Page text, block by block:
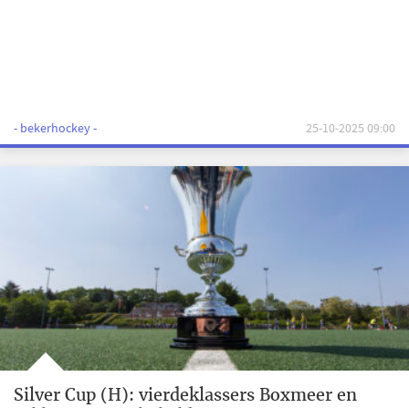
- bekerhockey - 25-10-2025 09:00
Silver Cup (H): vierdeklassers Boxmeer en